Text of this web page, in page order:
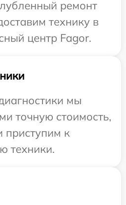
ремонт
технику в
центр Fagor.
мы
точную стоимость,
приступим к
техники.